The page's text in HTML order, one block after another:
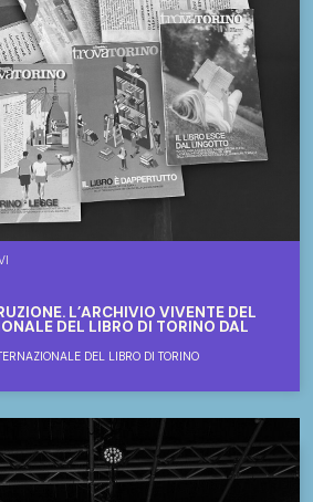
L’ARCHIVIO VIVENTE DEL
DEL LIBRO DI TORINO DAL
DEL LIBRO DI TORINO